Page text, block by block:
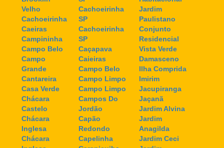
Velho
Cachoeirinha
Caeiras
Campininha
Campo Belo
Campo
Grande
Cantareira
Casa Verde
Chácara
Castelo
Chácara
Inglesa
Chácara
Cachoeirinha
SP
Cachoeirinha
SP
Caçapava
Caieiras
Campo Belo
Campo Limpo
Campo Limpo
Campos Do
Jordão
Capão
Redondo
Capelinha
Jardim
Paulistano
Conjunto
Residencial
Vista Verde
Damasceno
Ilha Comprida
Imirim
Jacupiranga
Jaçanã
Jardim Alvina
Jardim
Anagilda
Jardim Ceci